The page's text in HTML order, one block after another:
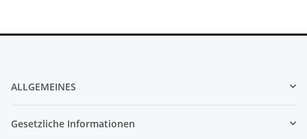
ALLGEMEINES
Gesetzliche Informationen